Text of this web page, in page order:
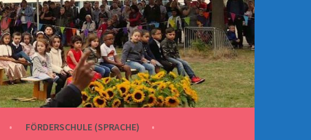
FÖRDERSCHULE (SPRACHE)